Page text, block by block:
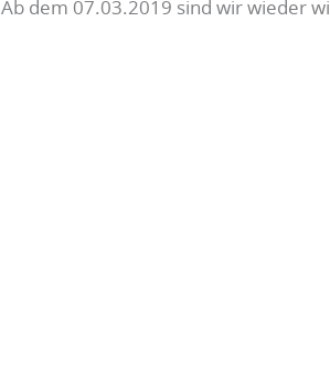
Ab dem 07.03.2019 sind wir wieder